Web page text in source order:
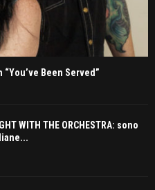
“You’ve Been Served”
WITH THE ORCHESTRA: sono